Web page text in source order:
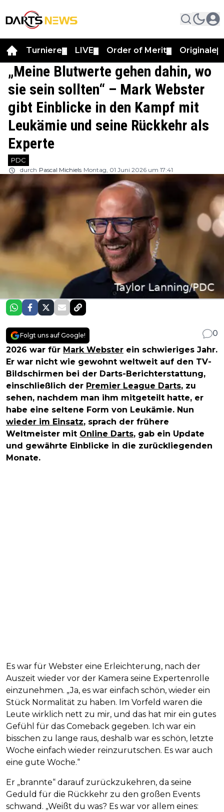
Turniere LIVE Order of Merit Originale
„Meine Blutwerte gehen dahin, wo
sie sein sollten“ – Mark Webster
gibt Einblicke in den Kampf mit
Leukämie und seine Rückkehr als
Experte
PDC
durch Pascal Michiels Montag, 01 Juni 2026 um 17:41
Folgt uns auf Google!
0
2026 war für Mark Webster ein schwieriges Jahr.
Er war nicht wie gewohnt weltweit auf den TV-
Bildschirmen bei der Darts-Berichterstattung,
einschließlich der Premier League Darts, zu
sehen, nachdem man ihm mitgeteilt hatte, er
habe eine seltene Form von Leukämie. Nun
wieder im Einsatz, sprach der frühere
Weltmeister mit Online Darts, gab ein Update
und gewährte Einblicke in die zurückliegenden
Monate.
Es war für Webster eine Erleichterung, nach der
Auszeit wieder vor der Kamera seine Expertenrolle
einzunehmen. „Ja, es war einfach schön, wieder ein
Stück Normalität zu haben. Im Vorfeld waren die
Leute wirklich nett zu mir, und das hat mir ein gutes
Gefühl für das Comeback gegeben. Ich war ein
bisschen zu lange raus, deshalb war es schön, letzte
Woche einfach wieder reinzurutschen. Es war auch
eine gute Woche.“
Er „brannte“ darauf zurückzukehren, da seine
Geduld für die Rückkehr zu den großen Events
schwand. „Weißt du was? Es war vor allem eines: